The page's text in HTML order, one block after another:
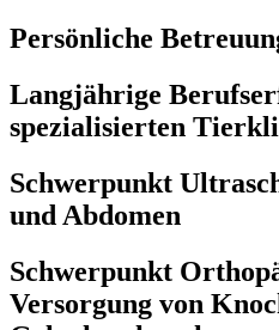
Persönliche
Langjährige
spezialisierten
Schwerpunkt
und Abdomen
Schwerpunkt
Versorgung von